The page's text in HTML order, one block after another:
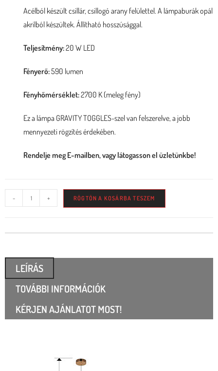
Acélból készült csillár, csillogó arany felülettel. A lámpaburák opál
akrilból készültek. Állítható hosszúsággal.
Teljesítmény:20 W LED
Fényerő:590 lumen
Fényhőmérséklet:2700 K (meleg fény)
Ez a lámpa GRAVITY TOGGLES-szel van felszerelve, a jobb
mennyezeti rögzítés érdekében.
Rendelje meg E-mailben, vagy látogasson el üzletünkbe!
- + RÖGTÖN A KOSÁRBA TESZEM
LEÍRÁS
TOVÁBBI INFORMÁCIÓK
KÉRJEN AJÁNLATOT MOST!